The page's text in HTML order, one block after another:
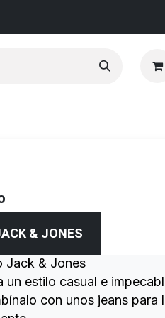
& JONES
Jack & Jones
un estilo casual e
con unos jeans para